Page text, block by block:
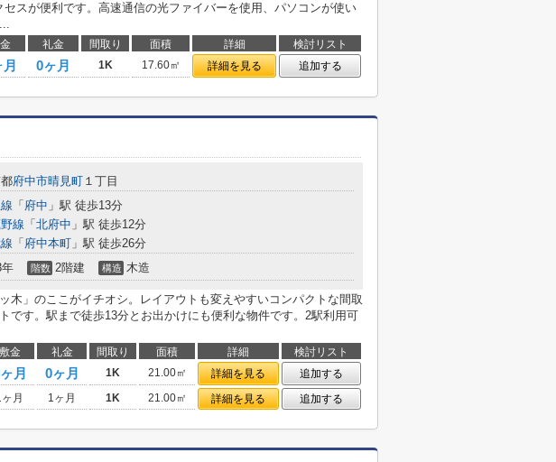
セスが便利です。高速通信の光ファイバーを使用、パソコンが使い
礼金 間取り 面積 詳細
検討リスト
0ヶ月 1K 17.60㎡ 詳細を見る 追加する
府中市晴見町 １丁目
「 府中 」駅 徒歩13分
線 「 北府中 」駅 徒歩12分
「 府中本町 」駅 徒歩26分
階数 2階建 構造 木造
ッ木」のここがイチオシ。レイアウトも変えやすいコンパクトな間取
です。駅まで徒歩13分とお出かけにも便利な物件です。2駅利用可
敷金 礼金 間取り 面積 詳細
検討リスト
月 0ヶ月 1K 21.00㎡ 詳細を見る
追加する
月 1ヶ月 1K 21.00㎡ 詳細を見る 追加する